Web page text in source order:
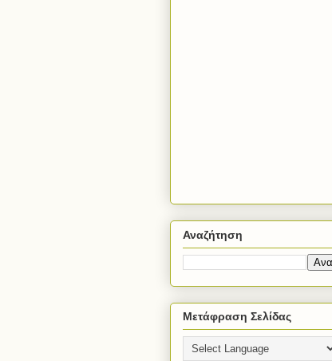
Αναζήτηση
Μετάφραση Σελίδας